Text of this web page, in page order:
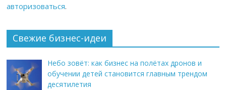
авторизоваться.
Свежие бизнес-идеи
Небо зовёт: как бизнес на полётах дронов и
обучении детей становится главным трендом
десятилетия